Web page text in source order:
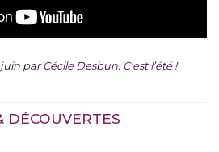
par Cécile Desbun. C’est l’été !
DÉCOUVERTES